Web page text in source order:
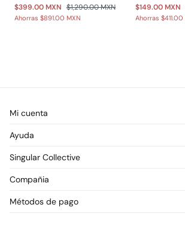
$399.00 MXN $1,290.00 MXN
Ahorras $891.00 MXN
$149.00 MXN
Ahorras $411.00
Mi cuenta
Registrarme
Direcciones de envío
Ayuda
Preguntas frecuentes
Envío
Promociones vigentes
Singular Collective
¡Únete!
Compañia
Métodos de pago